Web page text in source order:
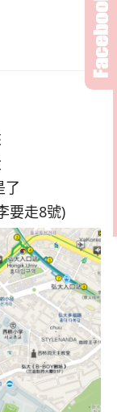
了
要走8號)